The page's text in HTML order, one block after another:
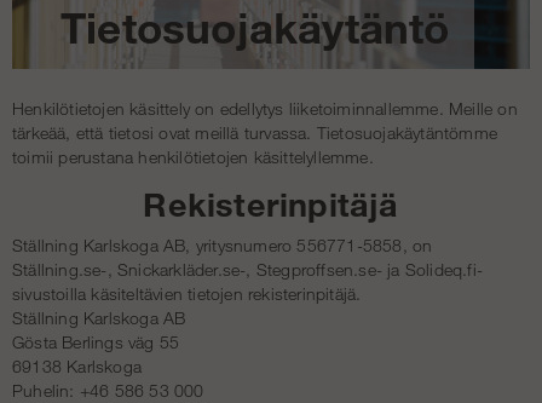
Tietosuojakäytäntö
Henkilötietojen käsittely on edellytys liiketoiminnallemme. Meille on
tärkeää, että tietosi ovat meillä turvassa. Tietosuojakäytäntömme
toimii perustana henkilötietojen käsittelyllemme.
Rekisterinpitäjä
Ställning Karlskoga AB, yritysnumero 556771-5858, on
Ställning.se-, Snickarkläder.se-, Stegproffsen.se- ja Solideq.fi-
sivustoilla käsiteltävien tietojen rekisterinpitäjä.
Ställning Karlskoga AB
Gösta Berlings väg 55
69138 Karlskoga
Puhelin: +46 586 53 000